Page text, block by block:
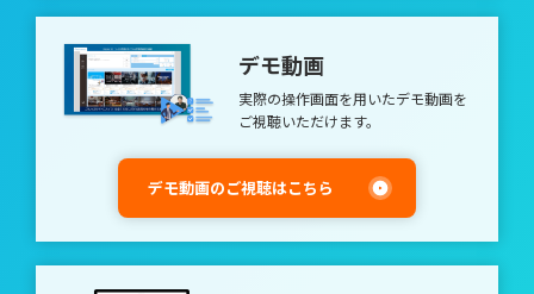
環境はリーダー次第!? こちらの記事も読まれています： 部下の
主体性を引き出すリーダーの資質「サーバントリーダーシップ」
とは 海外グローバル企業の人材マネジメントはここが違う！ 参
考： Research: 10 Traits of Innovative Leaders｜Harvard Busines
ていくことが効果的です。 仕事のなかでは部署を横断するプロ
ジェクトに参加させたり、勉強会を主催させる等して、自ら他者
とやりとりする環境に身を置くことで、伸ばしやすい力です。
特に新入社員の場合は、見知らぬメンバーに積極的に声をかけに
署メンバーを紹介する等、働きかけしやすい接点をつくりだすと
効果的です。 ③実行力 目的を設定し確実に行動する力が「実行
力」です。 単に行動をするだけではなく、あくまで目的や目標
ーマンスを低下させる可能性があります。 なお、新しいリーダ
ーの資質として注目を集める「サーバントリーダシップ」では、
部下の主体性を引き出し成長させることでモチベーションを高
め、働きがいへとつなげていきます。 内発的モチベーションが
のテレサ・アマビール氏による最近の研究では、内発的モチベー
ションがより高いパフォーマンスをもたらすことを証明していま
す。 その研究では文章の創作が好きな被験者を集め、ひとつの
デモ動画
実際の操作画面を用いたデモ動画を
ご視聴いただけます。
デモ動画のご視聴はこちら